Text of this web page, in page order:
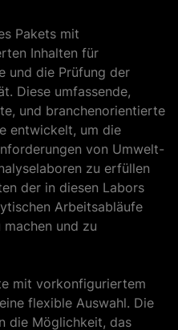
Pakets mit
Inhalten für
und die Prüfung der
Diese umfassende,
und branchenorientierte
entwickelt, um die
von Umwelt-
zu erfüllen
der in diesen Labors
Arbeitsabläufe
und zu
mit vorkonfiguriertem
flexible Auswahl. Die
die Möglichkeit, das